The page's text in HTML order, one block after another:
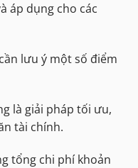
áp dụng cho các
lưu ý một số điểm
là giải pháp tối ưu,
tài chính.
tổng chi phí khoản